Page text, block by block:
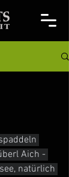
Aich -
, natürlich